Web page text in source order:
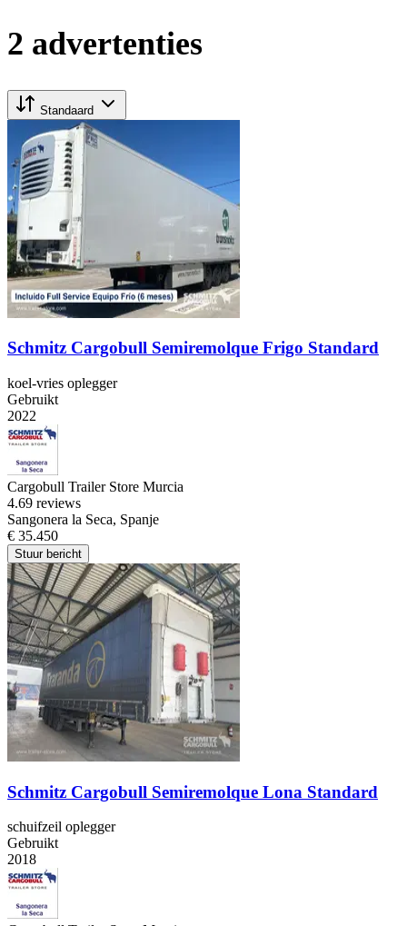
2 advertenties
Standaard
Schmitz Cargobull Semiremolque Frigo Standard
koel-vries oplegger
Gebruikt
2022
Cargobull Trailer Store Murcia
4.69 reviews
Sangonera la Seca, Spanje
€ 35.450
Stuur bericht
Schmitz Cargobull Semiremolque Lona Standard
schuifzeil oplegger
Gebruikt
2018